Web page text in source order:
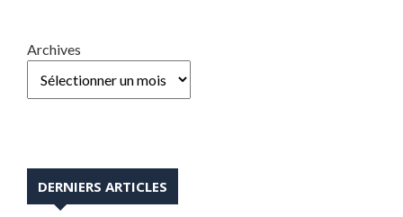
Archives
DERNIERS ARTICLES